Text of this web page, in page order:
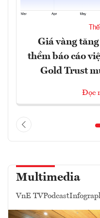
Giá vàng
thềm báo cáo
Gold Trust
Đọc
Multimedia
VnE TVPodcast